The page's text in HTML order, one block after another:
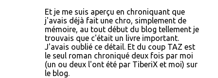
Et je me suis aperçu en chroniquant que
j'avais déjà fait une chro, simplement de
mémoire, au tout début du blog tellement je
trouvais que c'était un livre important.
J'avais oublié ce détail. Et du coup TAZ est
le seul roman chroniqué deux fois par moi
(un ou deux l'ont été par TiberiX et moi) sur
le blog.